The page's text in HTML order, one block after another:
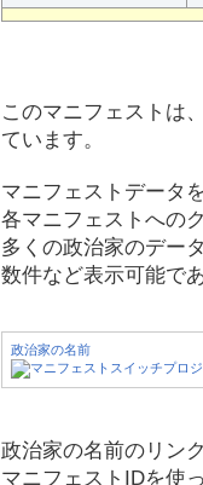
このマニフェストは、
ています。
マニフェストデータ
各マニフェストへの
多くの政治家のデー
数件など表示可能で
政治家の名前
政治家の名前のリン
マニフェストIDを使